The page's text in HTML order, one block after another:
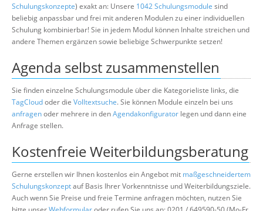
Schulungskonzepte) exakt an: Unsere 1042 Schulungsmodule sind
beliebig anpassbar und frei mit anderen Modulen zu einer individuellen
Schulung kombinierbar! Sie in jedem Modul können Inhalte streichen und
andere Themen ergänzen sowie beliebige Schwerpunkte setzen!
Agenda selbst zusammenstellen
Sie finden einzelne Schulungsmodule über die Kategorieliste links, die
TagCloudoder die Volltextsuche. Sie können Module einzeln bei uns
anfragenoder mehrere in denAgendakonfigurator legen und dann eine
Anfrage stellen.
Kostenfreie Weiterbildungsberatung
Gerne erstellen wir Ihnen kostenlos ein Angebot mit maßgeschneidertem
Schulungskonzeptauf Basis Ihrer Vorkenntnisse und Weiterbildungsziele.
Auch wenn Sie Preise und freie Termine anfragen möchten, nutzen Sie